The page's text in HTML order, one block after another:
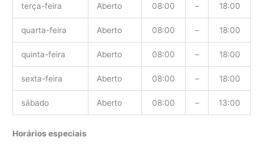
terça-feira Aberto 08:00 – 18:00
quarta-feira Aberto 08:00 – 18:00
quinta-feira Aberto 08:00 – 18:00
sexta-feira Aberto 08:00 – 18:00
sábado Aberto 08:00 – 13:00
Horários especiais